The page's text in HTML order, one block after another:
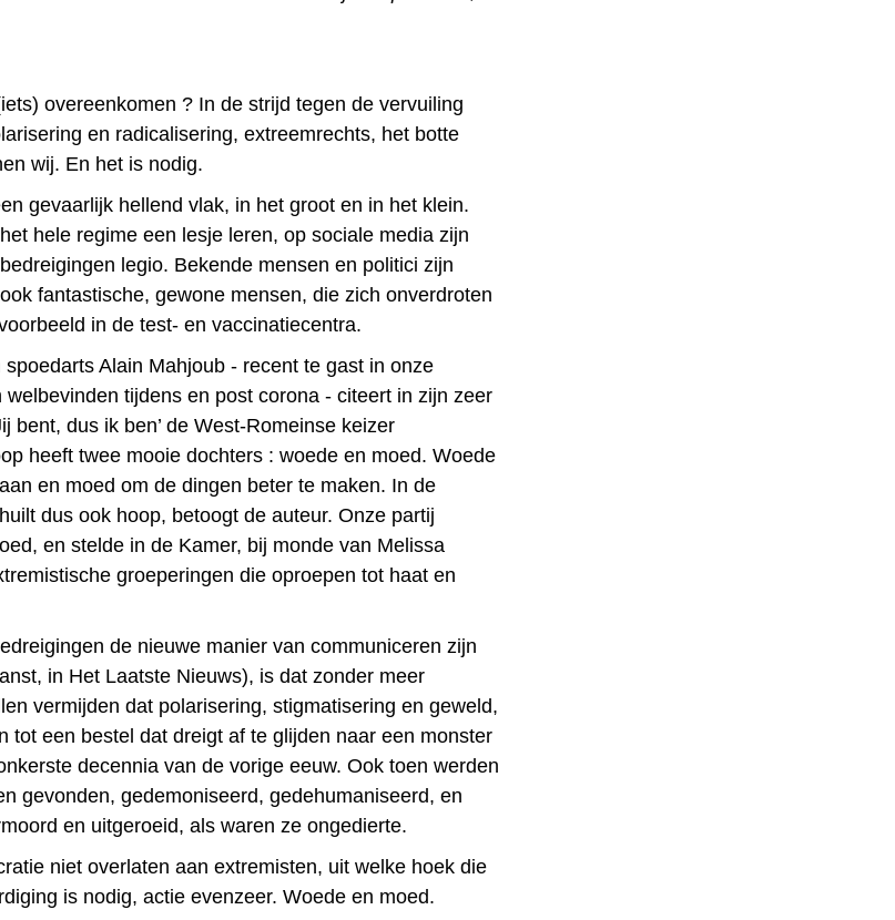
overeenkomen ? In de strijd tegen de vervuiling
en radicalisering, extreemrechts, het botte
wij. En het is nodig.
gevaarlijk hellend vlak, in het groot en in het klein.
hele regime een lesje leren, op sociale media zijn
legio. Bekende mensen en politici zijn
fantastische, gewone mensen, die zich onverdroten
in de test- en vaccinatiecentra.
Alain Mahjoub - recent te gast in onze
tijdens en post corona - citeert in zijn zeer
bent, dus ik ben’ de West-Romeinse keizer
heeft twee mooie dochters : woede en moed. Woede
en moed om de dingen beter te maken. In de
dus ook hoop, betoogt de auteur. Onze partij
en stelde in de Kamer, bij monde van Melissa
groeperingen die oproepen tot haat en
de nieuwe manier van communiceren zijn
in Het Laatste Nieuws), is dat zonder meer
vermijden dat polarisering, stigmatisering en geweld,
tot een bestel dat dreigt af te glijden naar een monster
decennia van de vorige eeuw. Ook toen werden
gevonden, gedemoniseerd, gedehumaniseerd, en
en uitgeroeid, als waren ze ongedierte.
niet overlaten aan extremisten, uit welke hoek die
is nodig, actie evenzeer. Woede en moed.